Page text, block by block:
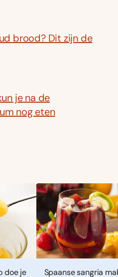
brood? Dit zijn de
je na de
nog eten
doe je
Spaanse sangria